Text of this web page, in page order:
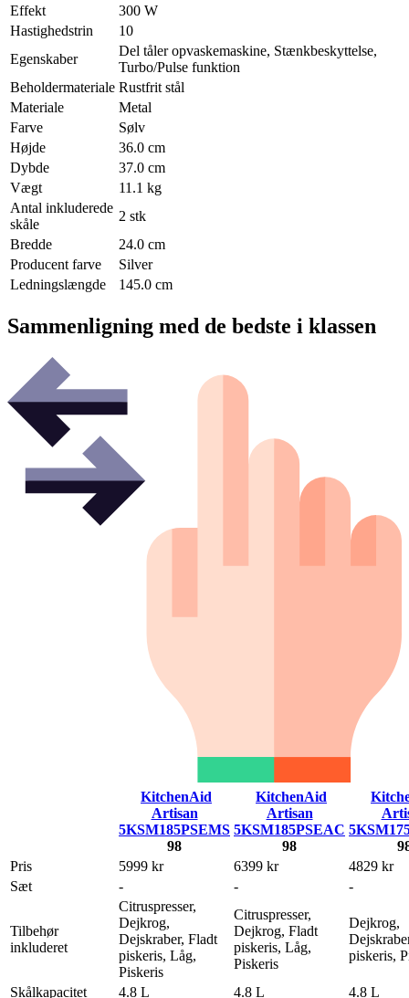
Effekt
300 W
Hastighedstrin
10
Egenskaber
Del tåler opvaskemaskine, Stænkbeskyttelse,
Turbo/Pulse funktion
Beholdermateriale Rustfrit stål
Materiale
Metal
Farve
Sølv
Højde
36.0 cm
Dybde
37.0 cm
Vægt
11.1 kg
Antal inkluderede
skåle
2 stk
Bredde
24.0 cm
Producent farve
Silver
Ledningslængde
145.0 cm
Sammenligning med de bedste i klassen
KitchenAid
Artisan
5KSM185PSEMS
98
KitchenAid
Artisan
5KSM185PSEAC
98
Pris
5999 kr 6399 kr
4829 kr
Sæt
- - -
Tilbehør
inkluderet
Citruspresser,
Dejkrog,
Dejskraber, Fladt
piskeris, Låg,
Piskeris
Citruspresser,
Dejkrog, Fladt
piskeris, Låg,
Piskeris
Dejkrog,
piskeris,
Skålkapacitet 4.8 L 4.8 L 4.8 L